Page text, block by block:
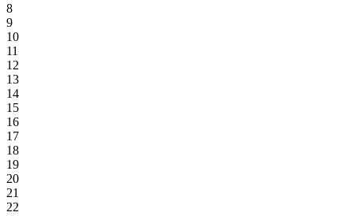
8
9
10
11
12
13
14
15
16
17
18
19
20
21
22